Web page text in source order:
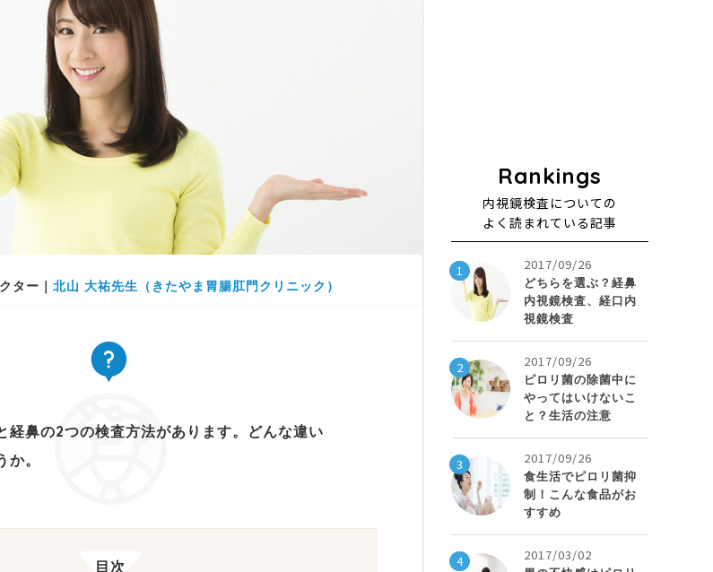
ター｜ 北山 大祐先生（きたやま胃腸肛門クリニック）
経鼻の2つの検査方法があります。どんな違い
。
目次
内視鏡検査についての
よく読まれている記事
1 2017/09/26
どちらを選ぶ？経鼻
内視鏡検査、経口内
視鏡検査
2 2017/09/26
ピロリ菌の除菌中に
やってはいけないこ
と？生活の注意
3 2017/09/26
食生活でピロリ菌抑
制！こんな食品がお
すすめ
4 2017/03/02